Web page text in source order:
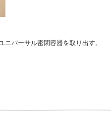
バーサル密閉容器を取り出す。